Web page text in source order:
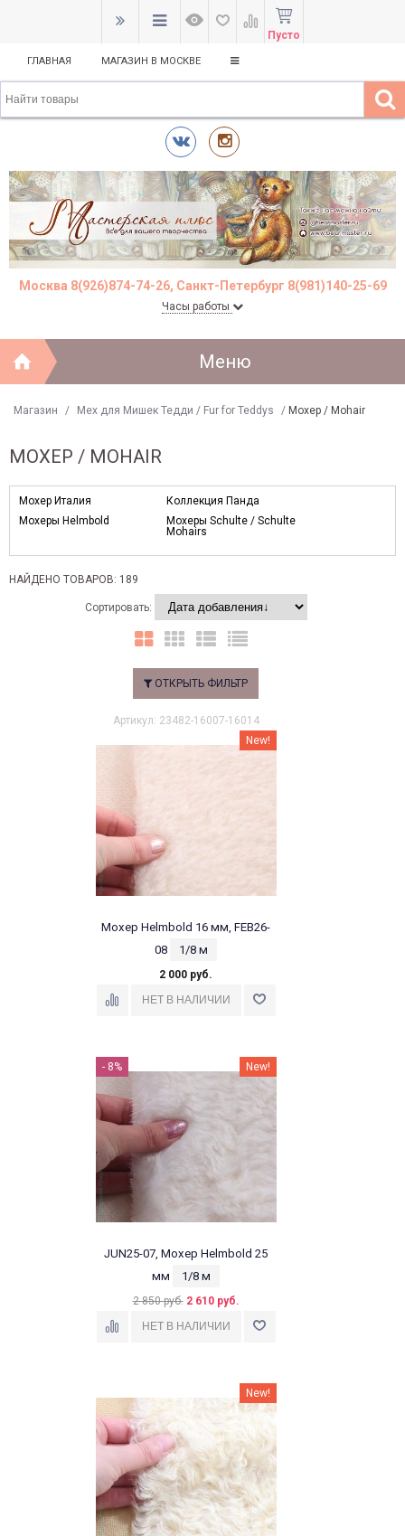
Пусто
ГЛАВНАЯ МАГАЗИН В МОСКВЕ
Москва 8(926)874-74-26, Санкт-Петербург 8(981)140-25-69
Часы работы
Меню
Магазин / Мех для Мишек Тедди / Fur for Teddys / Моxер / Mohair
МОXЕР / MOHAIR
Мохер Италия
Коллекция Панда
Мохеры Helmbold
Мохеры Sсhulte / Schulte
Mohairs
НАЙДЕНО ТОВАРОВ: 189
Сортировать:
ОТКРЫТЬ ФИЛЬТР
Артикул: 23482-16007-16014
New!
Мохер Helmbold 16 мм, FEB26-
08
1/8 м
2 000 руб.
- 8% New!
JUN25-07, Мохер Helmbold 25
мм
1/8 м
2 850 руб. 2 610 руб.
New!